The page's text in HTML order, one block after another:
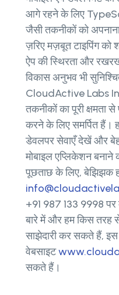
आगे रहने के लिए
जैसी तकनीकों को
ज़रिए मज़बूत टाइपिंग
ऐप की स्थिरता और
विकास अनुभव भी
CloudActive Labs
तकनीकों का पूरी क्षमता
करने के लिए समर्पित हैं।
डेवलपर सेवाएँ देखें और
मोबाइल एप्लिकेशन बनाने
पूछताछ के लिए, बेझिझक
+91 987 133 9998
बारे में और हम किस
साझेदारी कर सकते हैं, इस
वेबसाइट
सकते हैं।